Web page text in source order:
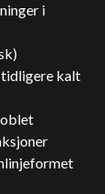
i
kalt